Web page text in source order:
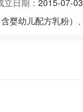
立日期： 2015-07-03